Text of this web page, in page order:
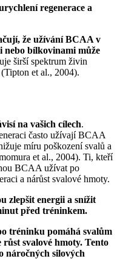
regenerace a
že užívání BCAA v
nebo bílkovinami může
širší spektrum živin
et al., 2004).
na vašich cílech.
často užívají BCAA
míru poškození svalů a
et al., 2004). Ti, kteří
BCAA užívat po
a nárůst svalové hmoty.
zlepšit energii a snížit
před tréninkem.
tréninku pomáhá svalům
svalové hmoty. Tento
náročných silových